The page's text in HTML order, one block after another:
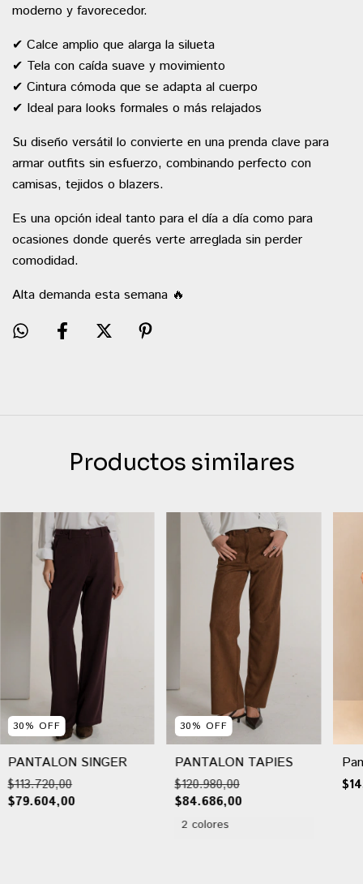
moderno y favorecedor.
✔ Calce amplio que alarga la silueta
✔ Tela con caída suave y movimiento
✔ Cintura cómoda que se adapta al cuerpo
✔ Ideal para looks formales o más relajados
Su diseño versátil lo convierte en una prenda clave para
armar outfits sin esfuerzo, combinando perfecto con
camisas, tejidos o blazers.
Es una opción ideal tanto para el día a día como para
ocasiones donde querés verte arreglada sin perder
comodidad.
Alta demanda esta semana 🔥
Productos similares
30% OFF
PANTALON SINGER
$113.720,00
$79.604,00
30% OFF
PANTALON TAPIES
$120.980,00
$84.686,00
2 colores